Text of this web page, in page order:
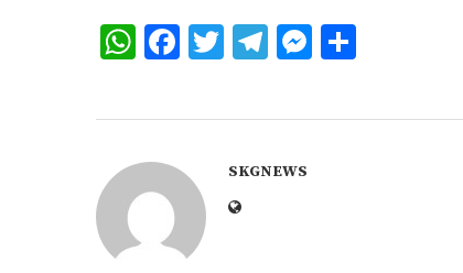
WhatsApp
Facebook
Twitter
Telegram
Messenger
SKGNEWS